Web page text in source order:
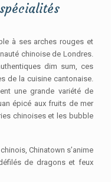
à ses arches rouges et
chinoise de Londres.
dim sum, ces
de la cuisine cantonaise.
une grande variété de
épicé aux fruits de mer
chinoises et les bubble
Chinatown s’anime
de dragons et feux